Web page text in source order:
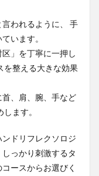
われるように、 手
います。
」を丁寧に一押し
を整える大きな効果
、肩、腕、手など
ます。
ドリフレクソロジ
っかり刺激するタ
ースからお選びく